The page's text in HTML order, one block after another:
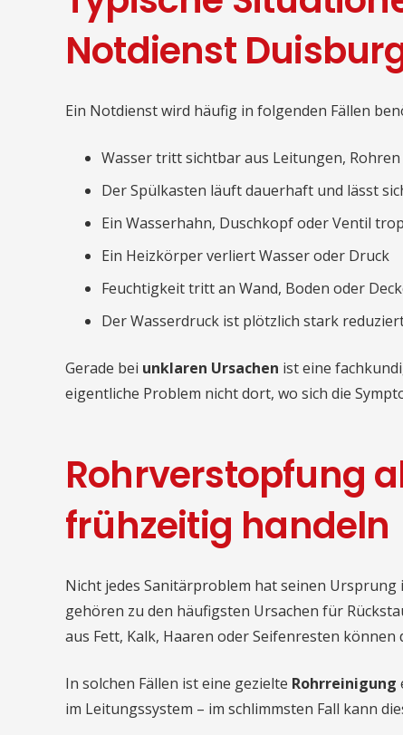
Notdienst
Ein Notdienst wird häufig in folgenden Fällen
Wasser tritt sichtbar aus Leitungen,
Der Spülkasten läuft dauerhaft und lässt
Ein Wasserhahn, Duschkopf oder Ventil
Ein Heizkörper verliert Wasser oder Druck
Feuchtigkeit tritt an Wand, Boden oder
Der Wasserdruck ist plötzlich stark
Gerade bei unklaren Ursachen ist eine
eigentliche Problem nicht dort, wo sich die
Rohrverstopfung
frühzeitig handeln
Nicht jedes Sanitärproblem hat seinen
gehören zu den häufigsten Ursachen für
aus Fett, Kalk, Haaren oder Seifenresten
In solchen Fällen ist eine gezielte Rohrreinigung
im Leitungssystem – im schlimmsten Fall kann